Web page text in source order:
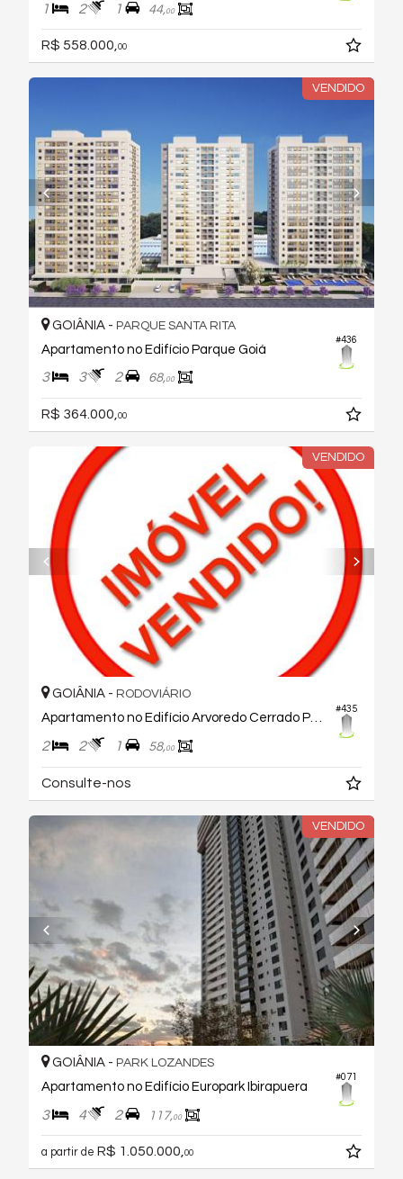
1 2 1 44,00
R$ 558.000,00
VENDIDO
#436
GOIÂNIA - PARQUE SANTA RITA
Apartamento no Edifício Parque Goiá
3 3 2 68,00
R$ 364.000, 00
VENDIDO
#435
GOIÂNIA - RODOVIÁRIO
Apartamento no Edifício Arvoredo Cerrado Parque
2 2 1 58,00
Consulte-nos
VENDIDO
#071
GOIÂNIA - PARK LOZANDES
Apartamento no Edifício Europark Ibirapuera
3 4 2 117,00
a partir de R$ 1.050.000,00